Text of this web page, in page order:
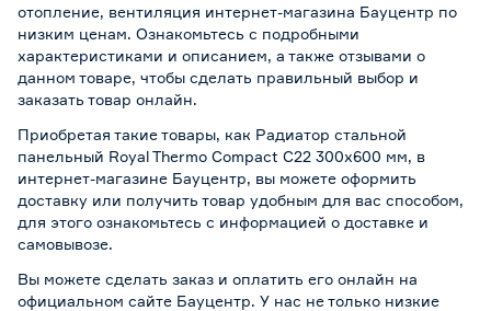
отопление, вентиляция интернет-магазина Бауцентр по
низким ценам. Ознакомьтесь с подробными
характеристиками и описанием, а также отзывами о
данном товаре, чтобы сделать правильный выбор и
заказать товар онлайн.
Приобретая такие товары, как Радиатор стальной
панельный Royal Thermo Compact C22 300х600 мм, в
интернет-магазине Бауцентр, вы можете оформить
доставку или получить товар удобным для вас способом,
для этого ознакомьтесь с информацией о доставке и
самовывозе.
Вы можете сделать заказ и оплатить его онлайн на
официальном сайте Бауцентр. У нас не только низкие